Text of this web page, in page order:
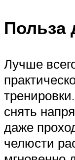
Польза
Лучше
снять
даже
челюсти